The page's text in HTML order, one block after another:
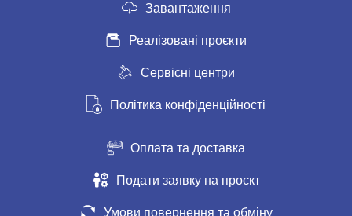
Завантаження
Реалізовані проєкти
Сервісні центри
Політика конфіденційності
Оплата та доставка
Подати заявку на проєкт
Умови повернення та обміну